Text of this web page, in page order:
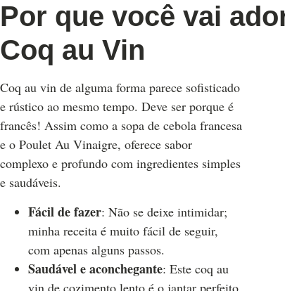
Por que você vai
Coq au Vin
Coq au vin de alguma forma parece sofisticado
e rústico ao mesmo tempo. Deve ser porque é
francês! Assim como a sopa de cebola francesa
e o Poulet Au Vinaigre, oferece sabor
complexo e profundo com ingredientes simples
e saudáveis.
Fácil de fazer: Não se deixe intimidar;
minha receita é muito fácil de seguir,
com apenas alguns passos.
Saudável e aconchegante: Este coq au
vin de cozimento lento é o jantar perfeito